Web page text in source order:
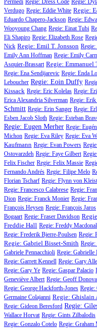
Permedi Regie: Dress Code Regie:
Verdugo Regie: Eddie White Regie:
Eduardo Chapero-Jackson Regie:
Wooyoung Chang Regie: Einat Tubi
Eli Shapiro Regie: Elizabeth Rose
Nick Regie: Emil T. Jonsson Regie:
Emily Ann Hoffman Regie: Emily
Asquier-Brassart Regie: Emmanuel
Regie: Ena Sendijarevic Regie: Enda
Leboucher Regie: Eoin Duffy
Kissack Regie: Eric Kolelas Regie:
Erica Alexandria Silverman Regie:
Schmitt Regie: Erin Sanger Regie:
Esben Jacob Sloth Regie: Esteban
Regie: Eugen Merher Regie:
Michon Regie: Eva Riley Regie: Eva
Kaufmann Regie: Evan Powers
Ostovarzdeh Regie: Faye Gilbert
Felix Fischer Regie: Felix Massie
Fernando Andrés Regie: Filipe Melo
Florian Tscharf Regie: Flynn von Kleist
Regie: Francesco Calabrese Regie:
Dion Regie: Franck Monier Regie:
François Heysen Regie: François Jaros
Bogaart Regie: Fraser Davidson
Freddie Hall Regie: Freddy
Regie: Frederik Bjerre-Poulsen Regie:
Regie: Gabriel Bisset-Smith
Gabriele Pennacchioli Regie: Gabrielle
Regie: Garrett Kennell Regie: Gary
Regie: Gary Ye Regie: Gaspar Palacio
Geneviève Albert Regie: Geoff
Regie: George Hackforth-Jones Regie:
Germaine Colajanni Regie: Ghislain
Regie: Gideon Beresford Regie:
Wallace Horvat Regie: Gints Zilbalodis
Regie: Gonzalo Cotelo Regie: Graham